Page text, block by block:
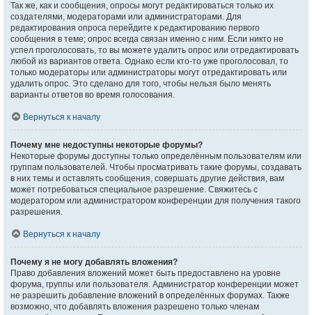
Так же, как и сообщения, опросы могут редактироваться только их
создателями, модераторами или администраторами. Для
редактирования опроса перейдите к редактированию первого
сообщения в теме; опрос всегда связан именно с ним. Если никто не
успел проголосовать, то вы можете удалить опрос или отредактировать
любой из вариантов ответа. Однако если кто-то уже проголосовал, то
только модераторы или администраторы могут отредактировать или
удалить опрос. Это сделано для того, чтобы нельзя было менять
варианты ответов во время голосования.
Вернуться к началу
Почему мне недоступны некоторые форумы?
Некоторые форумы доступны только определённым пользователям или
группам пользователей. Чтобы просматривать такие форумы, создавать
в них темы и оставлять сообщения, совершать другие действия, вам
может потребоваться специальное разрешение. Свяжитесь с
модератором или администратором конференции для получения такого
разрешения.
Вернуться к началу
Почему я не могу добавлять вложения?
Право добавления вложений может быть предоставлено на уровне
форума, группы или пользователя. Администратор конференции может
не разрешить добавление вложений в определённых форумах. Также
возможно, что добавлять вложения разрешено только членам